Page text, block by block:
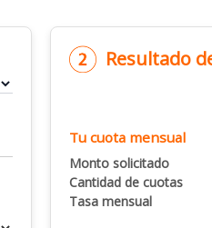
Resultado
Tu cuota mensual
Monto solicitado
Cantidad de cuotas
Tasa mensual